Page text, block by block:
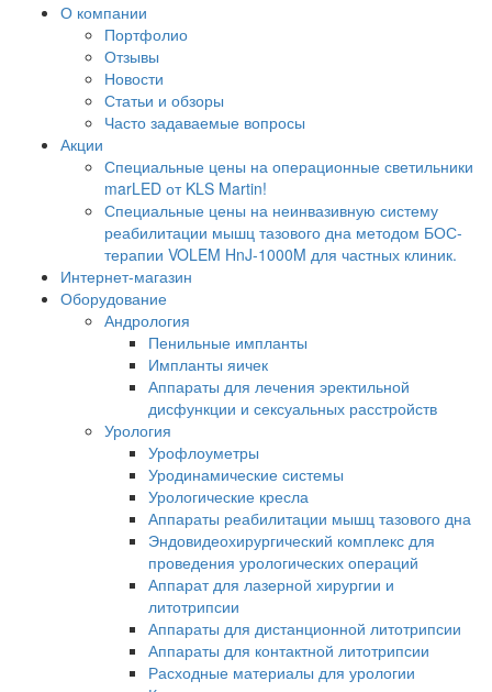
О компании
Портфолио
Отзывы
Новости
Статьи и обзоры
Часто задаваемые вопросы
Акции
Специальные цены на операционные светильники
marLED от KLS Martin!
Специальные цены на неинвазивную систему
реабилитации мышц тазового дна методом БОС-
терапии VOLEM HnJ-1000M для частных клиник.
Интернет-магазин
Оборудование
Андрология
Пенильные импланты
Импланты яичек
Аппараты для лечения эректильной
дисфункции и сексуальных расстройств
Урология
Урофлоуметры
Уродинамические системы
Урологические кресла
Аппараты реабилитации мышц тазового дна
Эндовидеохирургический комплекс для
проведения урологических операций
Аппарат для лазерной хирургии и
литотрипсии
Аппараты для дистанционной литотрипсии
Аппараты для контактной литотрипсии
Расходные материалы для урологии